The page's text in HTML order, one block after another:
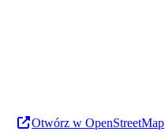
Otwórz w OpenStreetMap